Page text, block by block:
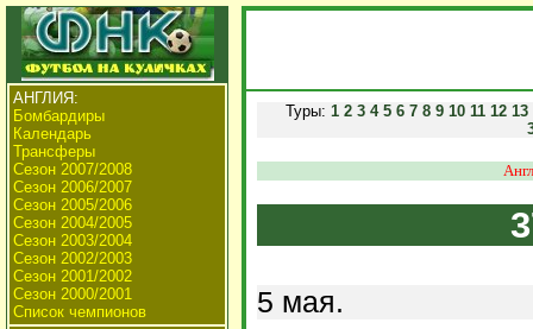
АНГЛИЯ:
Бомбардиры
Календарь
Трансферы
Сезон 2007/2008
Сезон 2006/2007
Сезон 2005/2006
Сезон 2004/2005
Сезон 2003/2004
Сезон 2002/2003
Сезон 2001/2002
Сезон 2000/2001
Список чемпионов
Туры: 1 2 3 4 5 6 7 8 9 10 11 12 13
5 мая.